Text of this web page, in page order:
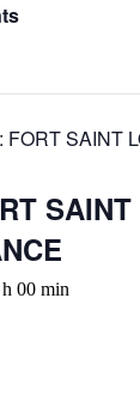
FORT SAINT
00 min